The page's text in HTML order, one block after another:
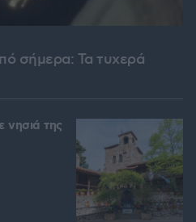
σήμερα: Τα τυχερά
νησιά της